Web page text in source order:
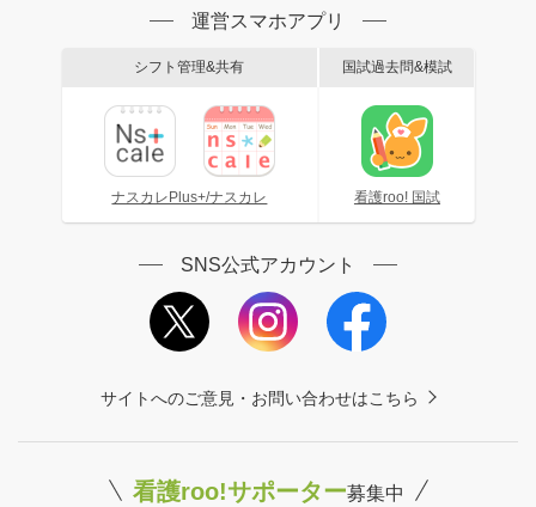
運営スマホアプリ
シフト管理&共有
ナスカレPlus+/ナスカレ
国試過去問&模試
看護roo! 国試
SNS公式アカウント
サイトへのご意見・お問い合わせはこちら
看護roo!サポーター募集中